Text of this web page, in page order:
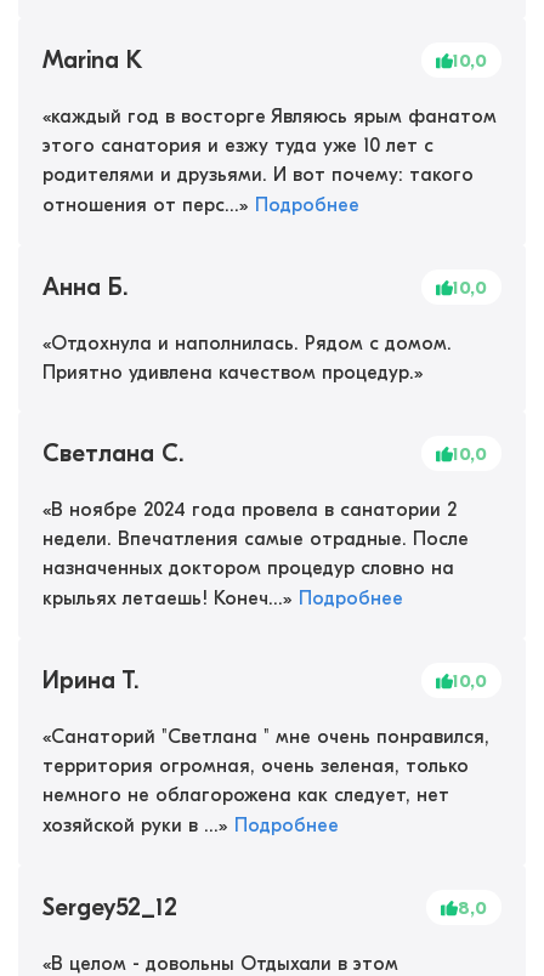
Marina K 10,0
«каждый год в восторге Являюсь ярым фанатом
этого санатория и езжу туда уже 10 лет с
родителями и друзьями. И вот почему: такого
отношения от перс...» Подробнее
Анна Б. 10,0
«Отдохнула и наполнилась. Рядом с домом.
Приятно удивлена качеством процедур.»
Светлана С. 10,0
«В ноябре 2024 года провела в санатории 2
недели. Впечатления самые отрадные. После
назначенных доктором процедур словно на
крыльях летаешь! Конеч...» Подробнее
Ирина Т. 10,0
«Санаторий "Светлана " мне очень понравился,
территория огромная, очень зеленая, только
немного не облагорожена как следует, нет
хозяйской руки в ...» Подробнее
Sergey52_12 8,0
«В целом - довольны Отдыхали в этом